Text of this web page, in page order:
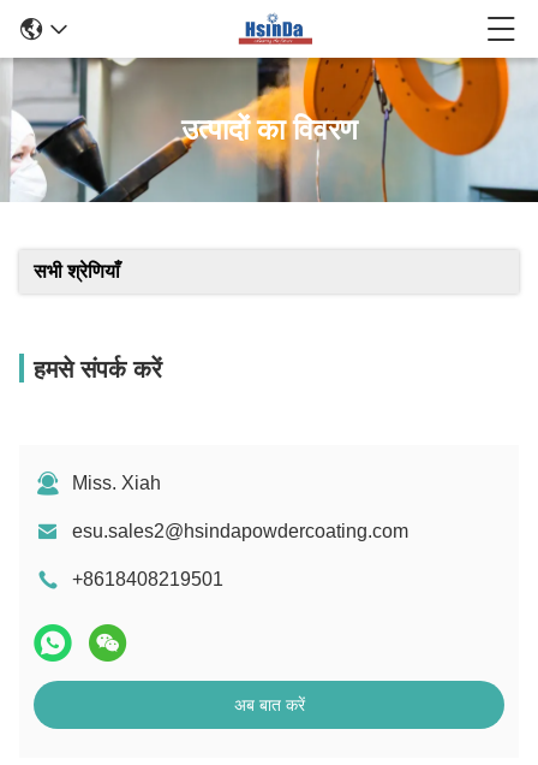
उत्पादों का विवरण
सभी श्रेणियाँ
हमसे संपर्क करें
Miss. Xiah
esu.sales2@hsindapowdercoating.com
+8618408219501
अब बात करें